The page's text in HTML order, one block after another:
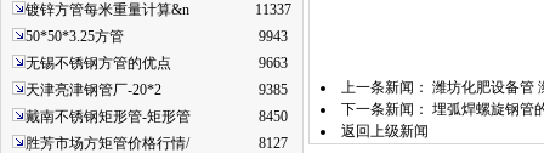
镀锌方管每米重量计算&n
11337
50*50*3.25方管
9943
无锡不锈钢方管的优点
9663
天津亮津钢管厂-20*2
9385
戴南不锈钢矩形管-矩形管
8450
胜芳市场方矩管价格行情/
8127
上一条新闻： 潍坊化肥设备管
下一条新闻： 埋弧焊螺旋钢管
返回上级新闻